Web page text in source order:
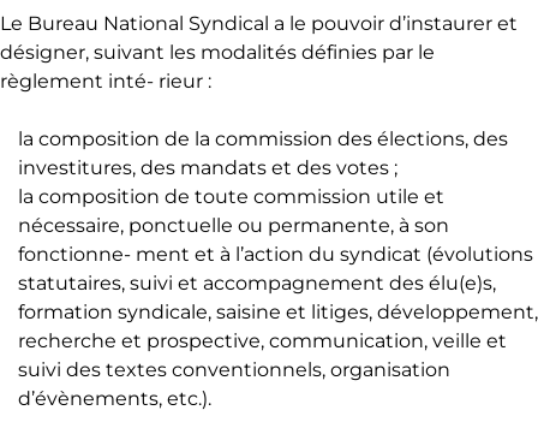
Le Bureau National Syndical a le pouvoir d’instaurer et
désigner, suivant les modalités définies par le
règlement inté- rieur :
la composition de la commission des élections, des
investitures, des mandats et des votes ;
la composition de toute commission utile et
nécessaire, ponctuelle ou permanente, à son
fonctionne- ment et à l’action du syndicat (évolutions
statutaires, suivi et accompagnement des élu(e)s,
formation syndicale, saisine et litiges, développement,
recherche et prospective, communication, veille et
suivi des textes conventionnels, organisation
d’évènements, etc.).